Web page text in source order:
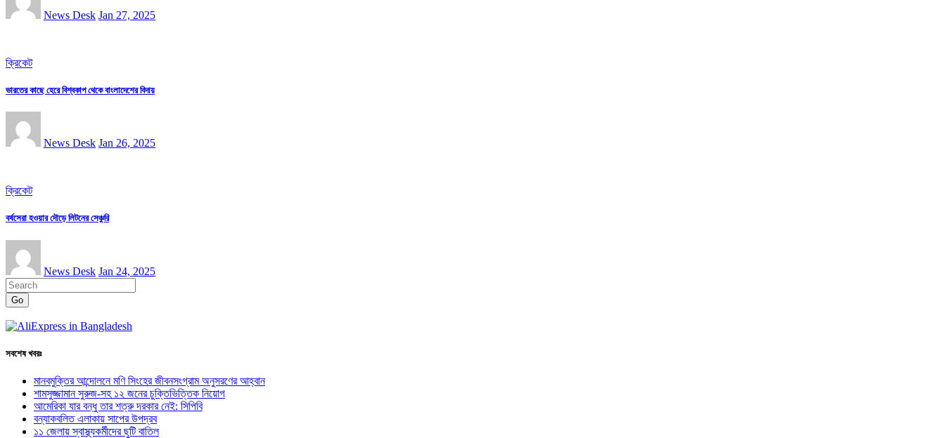
News Desk Jan 27, 2025
ক্রিকেট
ভারতের কাছে হেরে বিশ্বকাপ থেকে বাংলাদেশের বিদায়
News Desk Jan 26, 2025
ক্রিকেট
বর্ষসেরা হওয়ার দৌড়ে লিটনের সেঞ্চুরি
News Desk Jan 24, 2025
Go
সবশেষ খবরঃ
মানবমুক্তির আন্দোলনে মণি সিংহের জীবনসংগ্রাম অনুসরণের আহ্বান
শামসুজ্জামান সুরুজ-সহ ১২ জনের চুক্তিভিত্তিক নিয়োগ
আমেরিকা যার বন্ধু তার শত্রু দরকার নেই: সিপিবি
বন্যাকবলিত এলাকায় সাপের উপদ্রব
১১ জেলায় স্বাস্থ্যকর্মীদের ছুটি বাতিল